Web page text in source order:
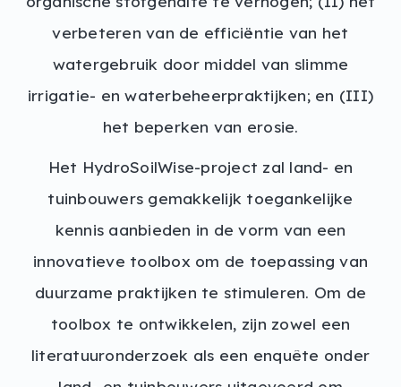
verbeteren van de efficiëntie van het
watergebruik door middel van slimme
irrigatie- en waterbeheerpraktijken; en (III)
het beperken van erosie.
Het HydroSoilWise-project zal land- en
tuinbouwers gemakkelijk toegankelijke
kennis aanbieden in de vorm van een
innovatieve toolbox om de toepassing van
duurzame praktijken te stimuleren. Om de
toolbox te ontwikkelen, zijn zowel een
literatuuronderzoek als een enquête onder